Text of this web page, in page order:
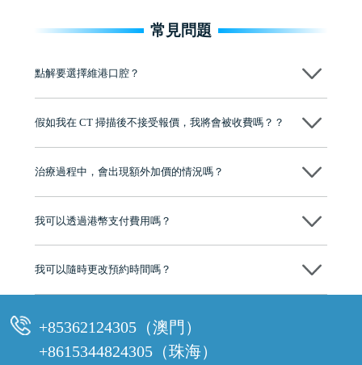
常見問題
點解要選擇維港口腔？
牌」、「2025香港企業領袖品牌」，是諾貝爾種植系統全球放心植牙中
至今已服務超過三十個國家和地區的顧客，受到粵港澳大灣區及周邊城
有咨詢及服務保障中心，有任何問題都可以隨時預約免費咨詢，讓人十
假如我在 CT 掃描後不接受報價，我將會被收費嗎？？
治療過程中，會出現額外加價的情況嗎？
我可以透過港幣支付費用嗎？
可以。維港口腔會按照當日匯率轉算收取費用，而匯率會及時告知客人
我可以隨時更改預約時間嗎？
+85362124305（澳門）
+8615344824305（珠海）